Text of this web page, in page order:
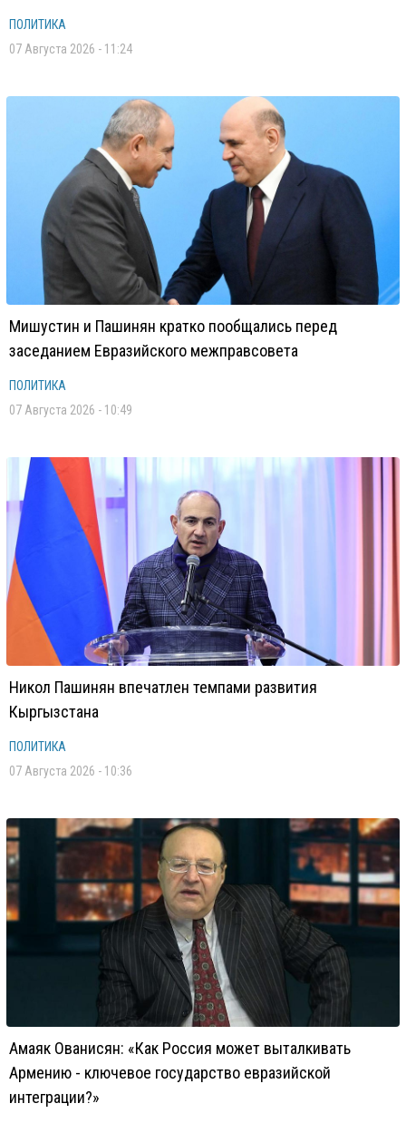
ПОЛИТИКА
07 Августа 2026 - 11:24
Мишустин и Пашинян кратко пообщались перед
заседанием Евразийского межправсовета
ПОЛИТИКА
07 Августа 2026 - 10:49
Никол Пашинян впечатлен темпами развития
Кыргызстана
ПОЛИТИКА
07 Августа 2026 - 10:36
Амаяк Ованисян: «Как Россия может выталкивать
Армению - ключевое государство евразийской
интеграции?»